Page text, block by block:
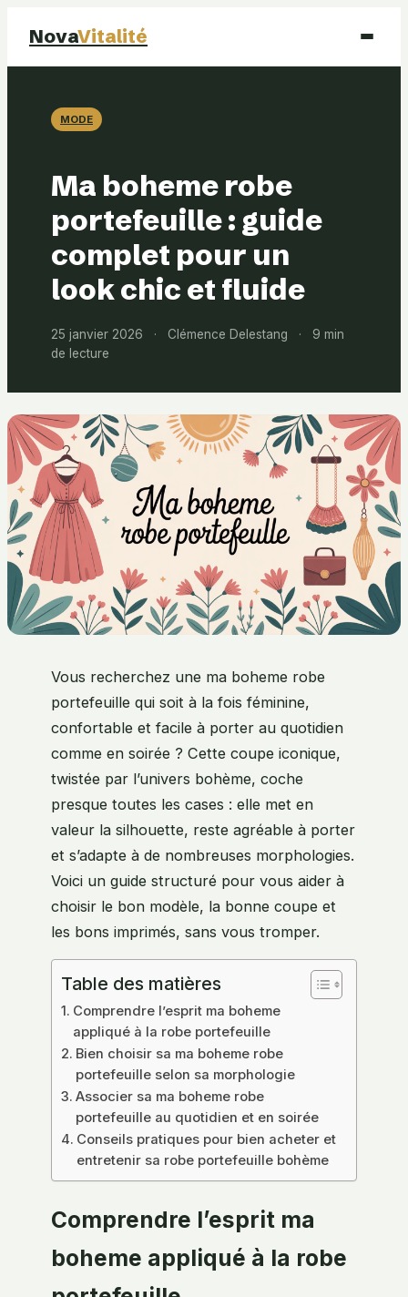
NovaVitalité
Santé
Bien-être
MODE
Ma boheme robe
portefeuille : guide
complet pour un
look chic et fluide
25 janvier 2026 · Clémence Delestang ·
9 min
de lecture
Vous recherchez une ma boheme robe
portefeuille qui soit à la fois féminine,
confortable et facile à porter au quotidien
comme en soirée ? Cette coupe iconique,
twistée par l’univers bohème, coche
presque toutes les cases : elle met en
valeur la silhouette, reste agréable à porter
et s’adapte à de nombreuses morphologies.
Voici un guide structuré pour vous aider à
choisir le bon modèle, la bonne coupe et
les bons imprimés, sans vous tromper.
Table des matières
Comprendre l’esprit ma boheme
appliqué à la robe portefeuille
Bien choisir sa ma boheme robe
portefeuille selon sa morphologie
Associer sa ma boheme robe
portefeuille au quotidien et en soirée
Conseils pratiques pour bien acheter et
entretenir sa robe portefeuille bohème
Comprendre l’esprit ma
boheme appliqué à la robe